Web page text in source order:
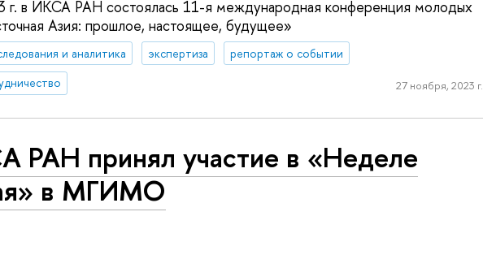
г. в ИКСА РАН состоялась 11-я международная конференция молодых
Азия: прошлое, настоящее, будущее»
и аналитика экспертиза
репортаж о событии
27 ноября, 2023 г.
РАН принял участие в «Неделе
в МГИМО